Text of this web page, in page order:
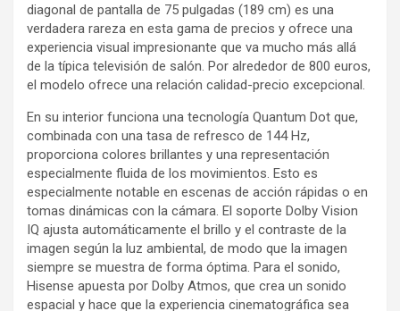
diagonal de pantalla de 75 pulgadas (189 cm) es una
verdadera rareza en esta gama de precios y ofrece una
experiencia visual impresionante que va mucho más allá
de la típica televisión de salón. Por alrededor de 800 euros,
el modelo ofrece una relación calidad-precio excepcional.
En su interior funciona una tecnología Quantum Dot que,
combinada con una tasa de refresco de 144 Hz,
proporciona colores brillantes y una representación
especialmente fluida de los movimientos. Esto es
especialmente notable en escenas de acción rápidas o en
tomas dinámicas con la cámara. El soporte Dolby Vision
IQ ajusta automáticamente el brillo y el contraste de la
imagen según la luz ambiental, de modo que la imagen
siempre se muestra de forma óptima. Para el sonido,
Hisense apuesta por Dolby Atmos, que crea un sonido
espacial y hace que la experiencia cinematográfica sea